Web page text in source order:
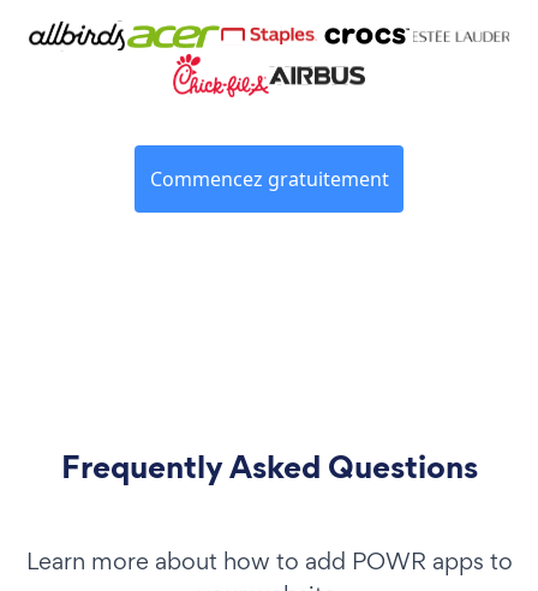
Commencez gratuitement
Frequently Asked Questions
Learn more about how to add POWR apps to